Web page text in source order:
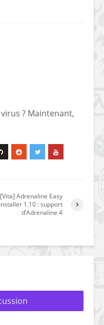
? Maintenant,
[Vita] Adrenaline Easy
Installer 1.10 : support
d’Adrenaline 4